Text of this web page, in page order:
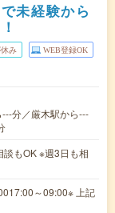
未経験から
み WEB登録OK
分／厳木駅から---
もOK ※週3日も相
～09:00※ 上記